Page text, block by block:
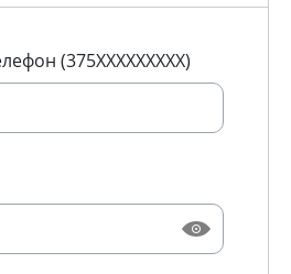
(375XXXXXXXXX)